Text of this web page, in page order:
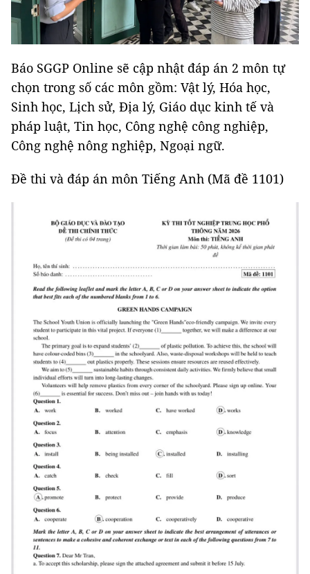
Báo SGGP Online sẽ cập nhật đáp án 2 môn tự
chọn trong số các môn gồm: Vật lý, Hóa học,
Sinh học, Lịch sử, Địa lý, Giáo dục kinh tế và
pháp luật, Tin học, Công nghệ công nghiệp,
Công nghệ nông nghiệp, Ngoại ngữ.
Đề thi và đáp án môn Tiếng Anh (Mã đề 1101)